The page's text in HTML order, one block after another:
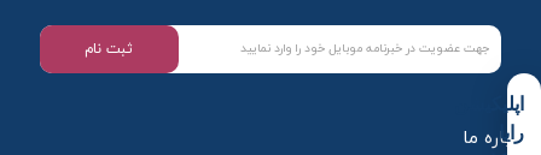
ثبت نام
درباره ما
اپلیکیشن
رایا